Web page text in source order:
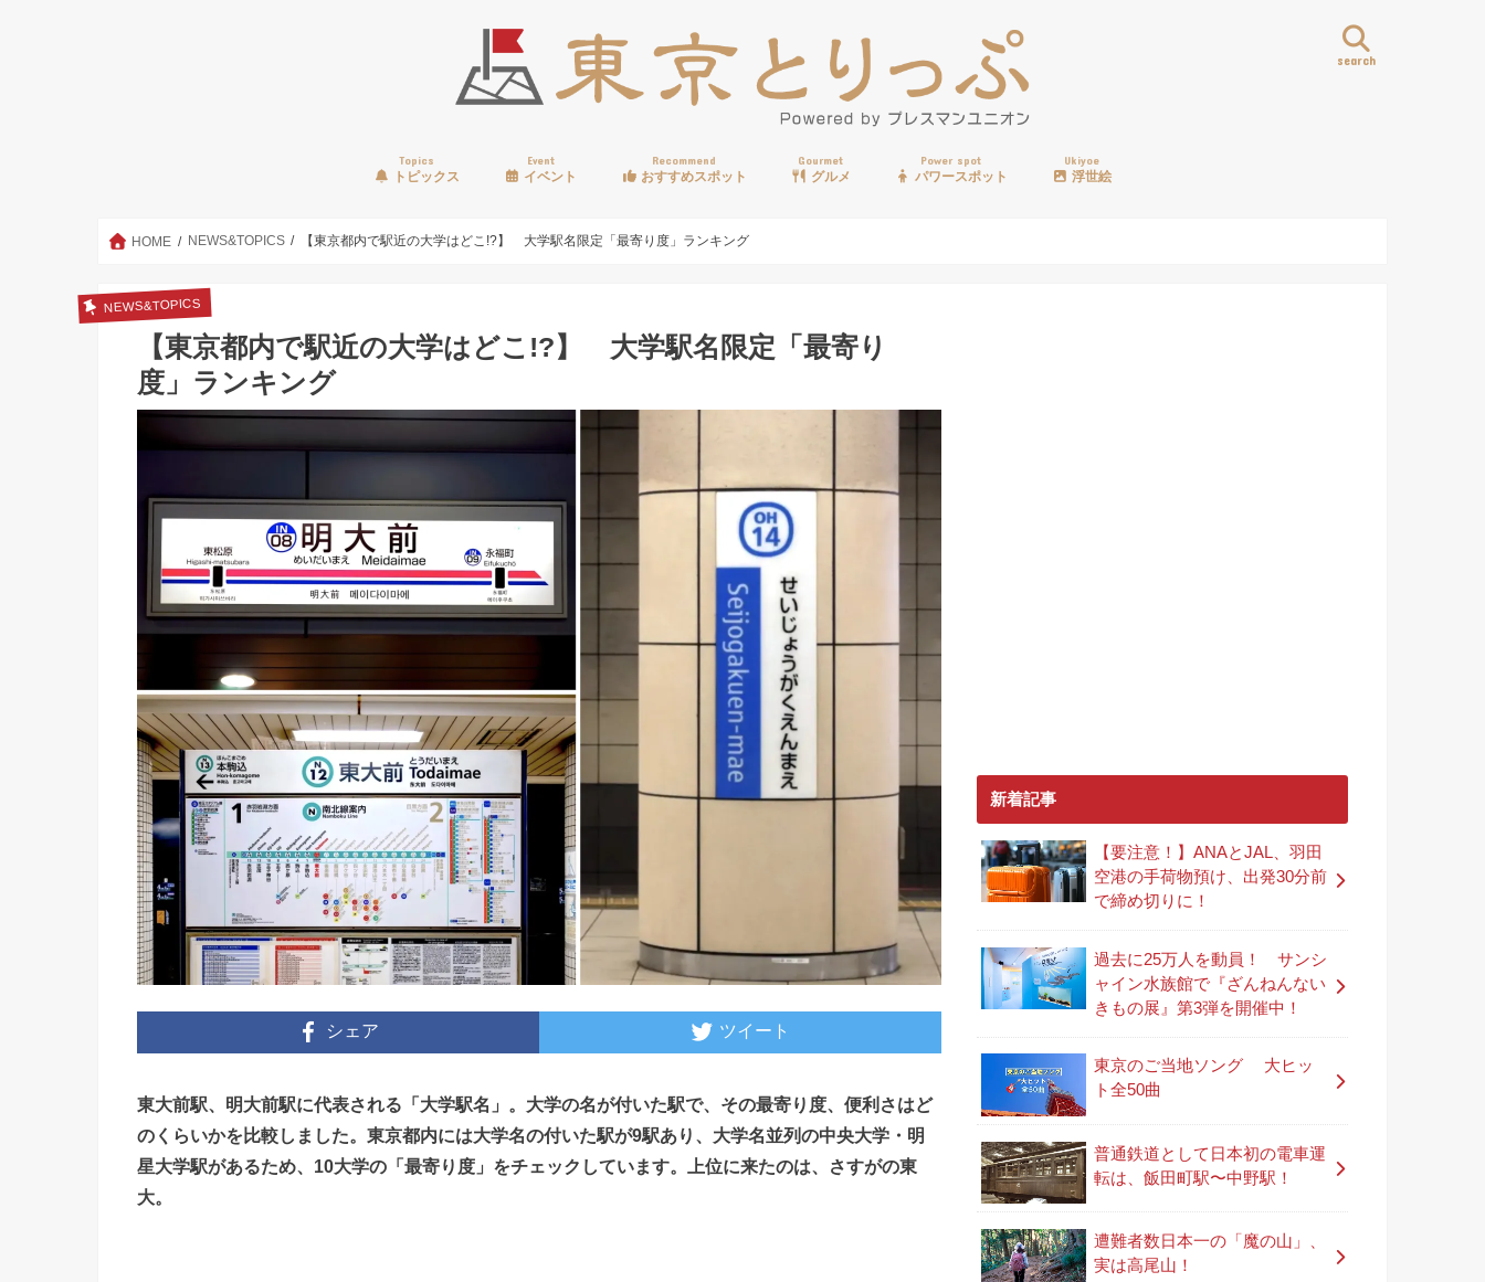
search
Topics
トピックス
Event
イベント
Recommend
おすすめスポット
Gourmet
グルメ
Power spot
パワースポット
Ukiyoe
浮世絵
HOME NEWS&TOPICS 【東京都内で駅近の大学はどこ!?】 大学駅名限定「最寄り度」ランキング
NEWS&TOPICS
【東京都内で駅近の大学はどこ!?】 大学駅名限定「最寄り
度」ランキング
シェア ツイート
東大前駅、明大前駅に代表される「大学駅名」。大学の名が付いた駅で、その最寄り度、便利さはど
のくらいかを比較しました。東京都内には大学名の付いた駅が9駅あり、大学名並列の中央大学・明
星大学駅があるため、10大学の「最寄り度」をチェックしています。上位に来たのは、さすがの東
大。
新着記事
【要注意！】ANAとJAL、羽田
空港の手荷物預け、出発30分前
で締め切りに！
過去に25万人を動員！ サンシ
ャイン水族館で『ざんねんない
きもの展』第3弾を開催中！
東京のご当地ソング 大ヒッ
ト全50曲
普通鉄道として日本初の電車運
転は、飯田町駅〜中野駅！
遭難者数日本一の「魔の山」、
実は高尾山！